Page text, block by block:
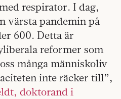
respirator. I dag,
värsta pandemin på
600. Detta är
reformer som
många människoliv
inte räcker till”,
doktorand i